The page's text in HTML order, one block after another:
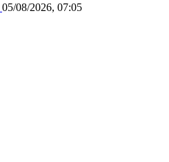
05/08/2026, 07:05